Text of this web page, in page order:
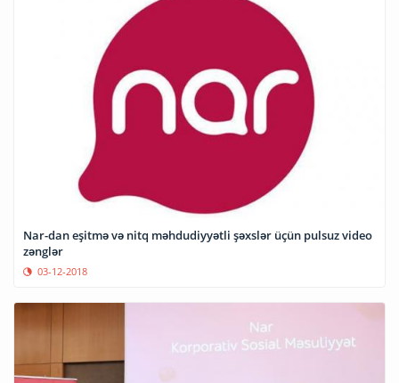
Nar-dan eşitmə və nitq məhdudiyyətli şəxslər üçün pulsuz video
zənglər
03-12-2018